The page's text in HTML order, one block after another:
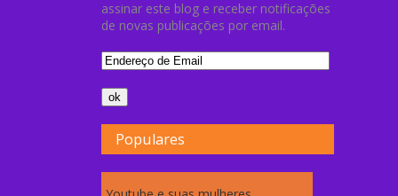
assinar este blog e receber notificações
de novas publicações por email.
Populares